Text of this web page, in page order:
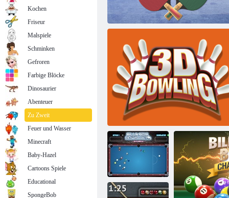
Kochen
Friseur
Malspiele
Schminken
Gefroren
Farbige Blöcke
Dinosaurier
Abenteuer
Zu Zweit
Feuer und Wasser
Minecraft
Baby-Hazel
Cartoons Spiele
Educational
SpongeBob